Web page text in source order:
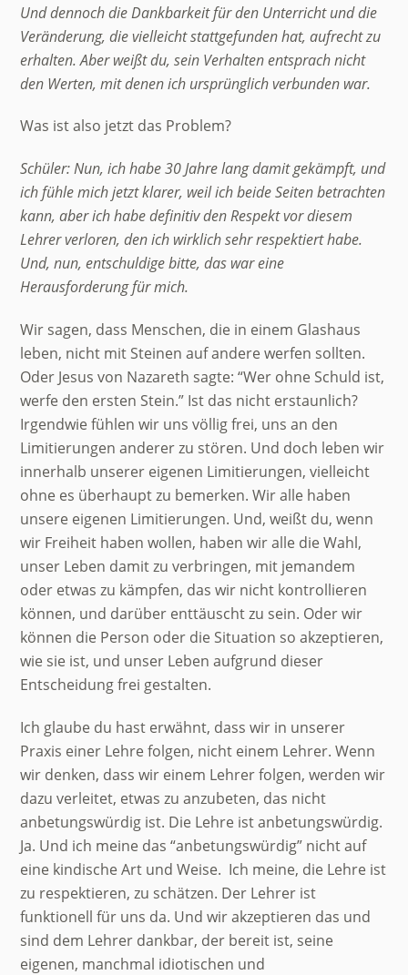
Und dennoch die Dankbarkeit für den Unterricht und die
Veränderung, die vielleicht stattgefunden hat, aufrecht zu
erhalten. Aber weißt du, sein Verhalten entsprach nicht
den Werten, mit denen ich ursprünglich verbunden war.
Was ist also jetzt das Problem?
Schüler: Nun, ich habe 30 Jahre lang damit gekämpft, und
ich fühle mich jetzt klarer, weil ich beide Seiten betrachten
kann, aber ich habe definitiv den Respekt vor diesem
Lehrer verloren, den ich wirklich sehr respektiert habe.
Und, nun, entschuldige bitte, das war eine
Herausforderung für mich.
Wir sagen, dass Menschen, die in einem Glashaus
leben, nicht mit Steinen auf andere werfen sollten.
Oder Jesus von Nazareth sagte: “Wer ohne Schuld ist,
werfe den ersten Stein.” Ist das nicht erstaunlich?
Irgendwie fühlen wir uns völlig frei, uns an den
Limitierungen anderer zu stören. Und doch leben wir
innerhalb unserer eigenen Limitierungen, vielleicht
ohne es überhaupt zu bemerken. Wir alle haben
unsere eigenen Limitierungen. Und, weißt du, wenn
wir Freiheit haben wollen, haben wir alle die Wahl,
unser Leben damit zu verbringen, mit jemandem
oder etwas zu kämpfen, das wir nicht kontrollieren
können, und darüber enttäuscht zu sein. Oder wir
können die Person oder die Situation so akzeptieren,
wie sie ist, und unser Leben aufgrund dieser
Entscheidung frei gestalten.
Ich glaube du hast erwähnt, dass wir in unserer
Praxis einer Lehre folgen, nicht einem Lehrer. Wenn
wir denken, dass wir einem Lehrer folgen, werden wir
dazu verleitet, etwas zu anzubeten, das nicht
anbetungswürdig ist. Die Lehre ist anbetungswürdig.
Ja. Und ich meine das “anbetungswürdig” nicht auf
eine kindische Art und Weise. Ich meine, die Lehre ist
zu respektieren, zu schätzen. Der Lehrer ist
funktionell für uns da. Und wir akzeptieren das und
sind dem Lehrer dankbar, der bereit ist, seine
eigenen, manchmal idiotischen und